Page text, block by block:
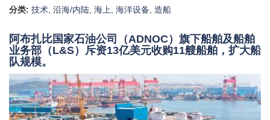
分类: 技术, 沿海/内陆, 海上, 海洋设备 , 造船
阿布扎比国家石油公司（ADNOC）旗下船舶及船舶
业务部（L&S）斥资13亿美元收购11艘船舶，扩大船
队规模。